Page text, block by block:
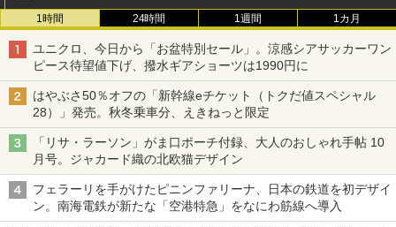
1時間 24時間 1週間 1カ月
ユニクロ、今日から「お盆特別セール」。涼感シアサッカーワン
ピース待望値下げ、撥水ギアショーツは1990円に
はやぶさ50％オフの「新幹線eチケット（トクだ値スペシャル
28）」発売。秋冬乗車分、えきねっと限定
「リサ・ラーソン」がま口ポーチ付録、大人のおしゃれ手帖 10
月号。ジャカード織の北欧猫デザイン
フェラーリを手がけたピニンファリーナ、日本の鉄道を初デザイ
ン。南海電鉄が新たな「空港特急」をなにわ筋線へ導入